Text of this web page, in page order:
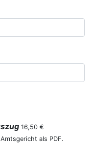
16,50 €
als PDF.